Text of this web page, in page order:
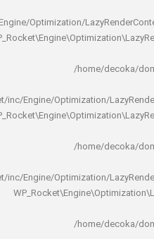
rocket/inc/Engine/Optimization/
/home/
rocket/inc/Engine/
/home/
rocket/inc/Engine/
/home/